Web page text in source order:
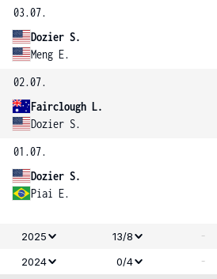
03.07.
Dozier S.
Meng E.
02.07.
Fairclough L.
Dozier S.
01.07.
Dozier S.
Piai E.
2025 13/8 -
2024 0/4 -